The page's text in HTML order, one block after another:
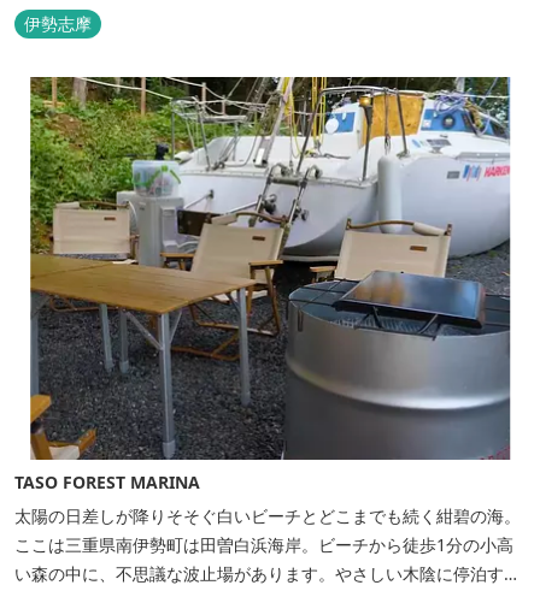
さい。 ウッドテラスでのバーベキューを楽しむこともでき、BBQ
初心者でも安心のガスBBQ台をご用意しております。 また、海岸
ラックスする...
伊勢志摩
TASO FOREST MARINA
太陽の日差しが降りそそぐ白いビーチとどこまでも続く紺碧の海。
ここは三重県南伊勢町は田曽白浜海岸。ビーチから徒歩1分の小高
い森の中に、不思議な波止場があります。やさしい木陰に停泊する